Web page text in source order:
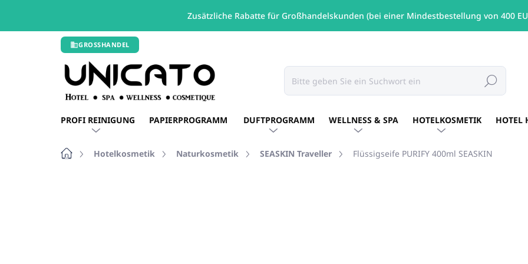
Zusätzliche Rabatte für Großhandelskunden (bei einer Mindestbestellung von 400
Zum
GROSSHANDEL
Suchen
PROFI REINIGUNG PAPIERPROGRAMM DUFTPROGRAMM WELLNESS & SPA HOTELKOSMETIK HOTEL
StartseiteHotelkosmetik Naturkosmetik SEASKIN Traveller Flüssigseife PURIFY 400ml SEASKIN